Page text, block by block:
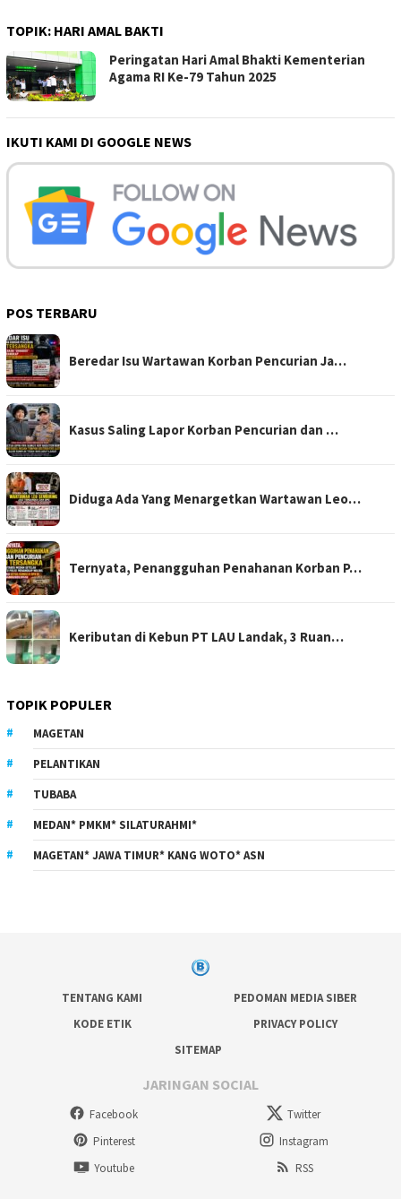
TOPIK: HARI AMAL BAKTI
Peringatan Hari Amal Bhakti Kementerian
Agama RI Ke-79 Tahun 2025
IKUTI KAMI DI GOOGLE NEWS
POS TERBARU
Beredar Isu Wartawan Korban Pencurian Ja…
Kasus Saling Lapor Korban Pencurian dan …
Diduga Ada Yang Menargetkan Wartawan Leo…
Ternyata, Penangguhan Penahanan Korban P…
Keributan di Kebun PT LAU Landak, 3 Ruan…
TOPIK POPULER
MAGETAN
PELANTIKAN
TUBABA
MEDAN* PMKM* SILATURAHMI*
MAGETAN* JAWA TIMUR* KANG WOTO* ASN
TENTANG KAMI
PEDOMAN MEDIA SIBER
KODE ETIK
PRIVACY POLICY
SITEMAP
JARINGAN SOCIAL
Facebook
Twitter
Pinterest
Instagram
Youtube
RSS